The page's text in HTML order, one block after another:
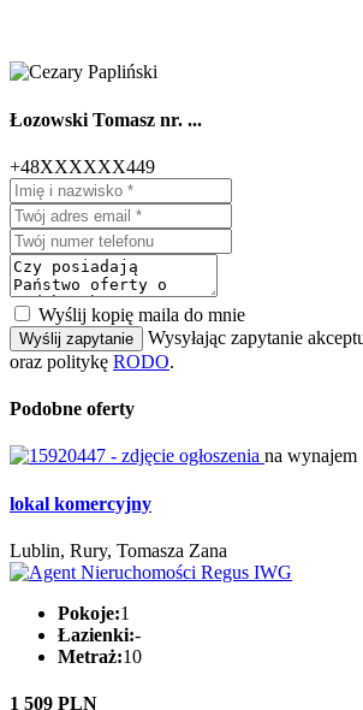
Łozowski Tomasz nr. ...
+48XXXXXX449
Wyślij kopię maila do mnie
Wyślij zapytanie Wysyłając zapytanie
oraz politykę RODO.
Podobne oferty
na wynajem
lokal komercyjny
Lublin, Rury, Tomasza Zana
Pokoje:1
Łazienki:-
Metraż:10
1 509 PLN